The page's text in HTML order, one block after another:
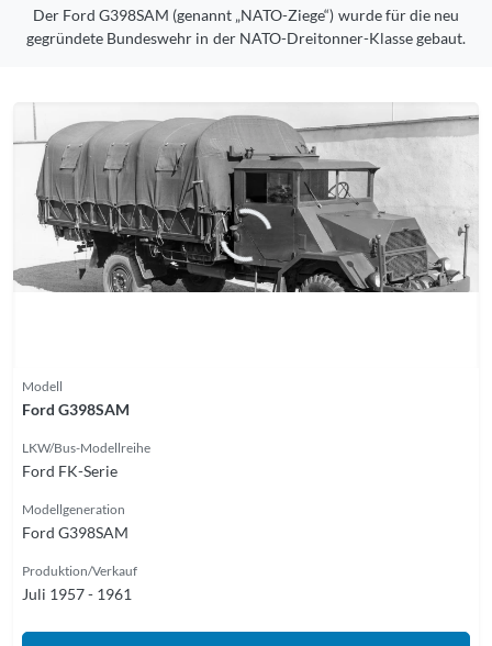
Der Ford G398SAM (genannt „NATO-Ziege“) wurde für die neu
gegründete Bundeswehr in der NATO-Dreitonner-Klasse gebaut.
Modell
Ford G398SAM
LKW/Bus-Modellreihe
Ford FK-Serie
Modellgeneration
Ford G398SAM
Produktion/Verkauf
Juli 1957 - 1961